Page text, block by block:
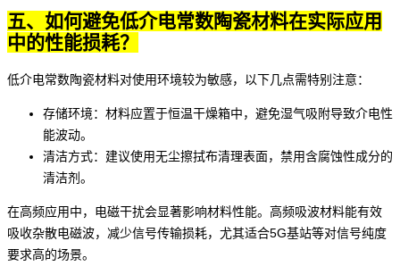
五、如何避免低介电常数陶瓷材料在实际应用
中的性能损耗？
低介电常数陶瓷材料对使用环境较为敏感，以下几点需特别注意：
存储环境：材料应置于恒温干燥箱中，避免湿气吸附导致介电性
能波动。
清洁方式：建议使用无尘擦拭布清理表面，禁用含腐蚀性成分的
清洁剂。
在高频应用中，电磁干扰会显著影响材料性能。 高频吸波材料能有效
吸收杂散电磁波，减少信号传输损耗，尤其适合5G基站等对信号纯度
要求高的场景。